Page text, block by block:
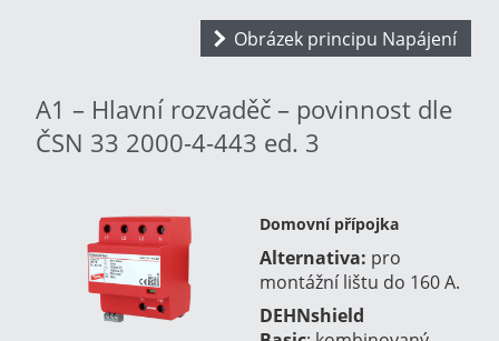
Obrázek principu Napájení
A1 – Hlavní rozvaděč – povinnost dle
ČSN 33 2000-4-443 ed. 3
Domovní přípojka
Alternativa: pro
montážní lištu do 160 A.
DEHNshield